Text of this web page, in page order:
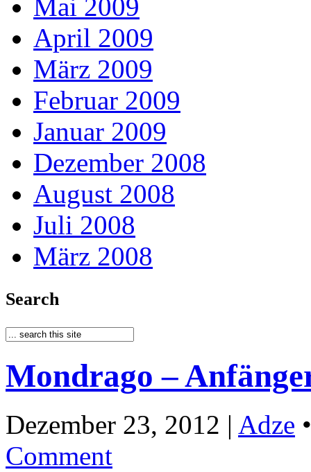
Mai 2009
April 2009
März 2009
Februar 2009
Januar 2009
Dezember 2008
August 2008
Juli 2008
März 2008
Search
Mondrago –
Dezember 23, 2012 | Adze
Comment